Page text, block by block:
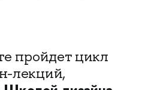
пройдет цикл
лекций,